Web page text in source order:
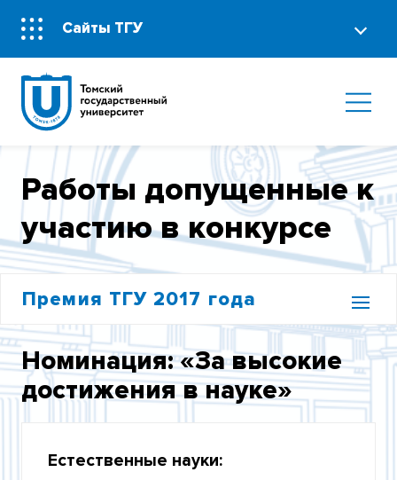
Сайты ТГУ
Работы допущенные к
участию в конкурсе
Премия ТГУ 2017 года
СОСТАВ КОНКУРСНОЙ КОМИССИИ
РАБОТЫ, ДОПУЩЕННЫЕ К УЧАСТИЮ В
КОНКУРСЕ
Номинация: «За высокие
достижения в науке»
Естественные науки: